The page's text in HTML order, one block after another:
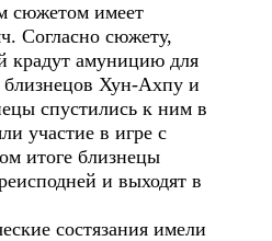
сюжетом имеет
Согласно сюжету,
крадут амуницию для
Хун-Ахпу и
спустились к ним в
участие в игре с
итоге близнецы
и выходят в
состязания имели